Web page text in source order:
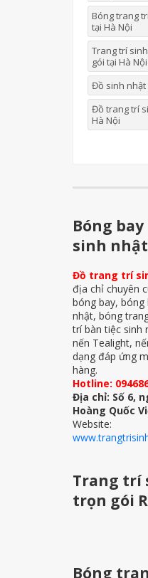
Bóng trang
tại Hà Nội
Trang trí
gói tại Hà Nội
Đồ sinh nhật
Đồ trang trí
Hà Nội
Bóng
sinh nhật
Đồ trang trí
địa chỉ chuyên
bóng bay, bóng
nhật, bóng
trí bàn tiệc sinh
nến Tealight,
dạng đáp ứng
hàng.
Hotline:
Địa chỉ: Số 6,
Hoàng Quốc
Website:
Trang trí
trọn gói
Bóng